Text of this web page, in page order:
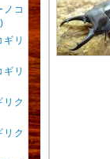
ノコ
リ
リ
リク
リク